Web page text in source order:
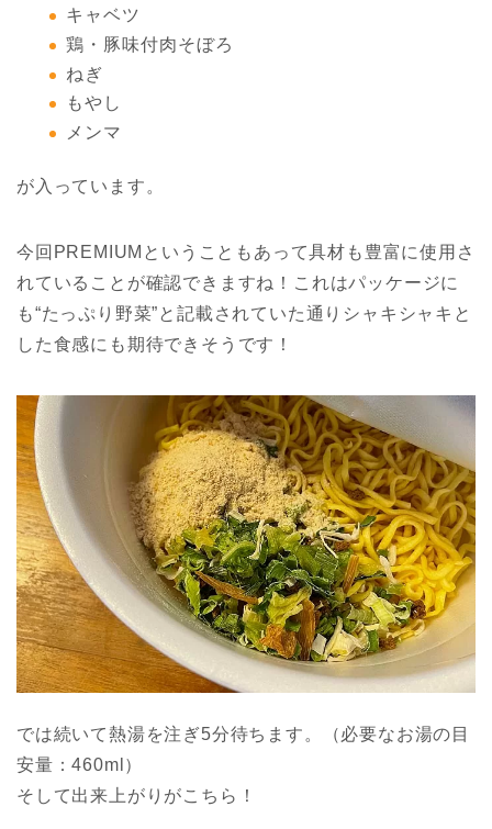
キャベツ
鶏・豚味付肉そぼろ
ねぎ
もやし
メンマ
が入っています。
今回PREMIUMということもあって具材も豊富に使用さ
れていることが確認できますね！これはパッケージに
も“たっぷり野菜”と記載されていた通りシャキシャキと
した食感にも期待できそうです！
では続いて熱湯を注ぎ5分待ちます。（必要なお湯の目
安量：460ml）
そして出来上がりがこちら！